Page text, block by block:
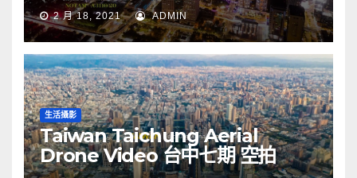
2 月 18, 2021 ADMIN
生活攝影
Taiwan Taichung Aerial
Drone Video 台中七期 空拍